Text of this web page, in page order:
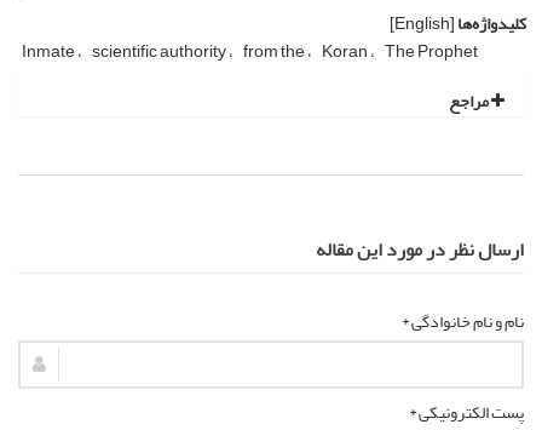
کلیدواژه‌ها[English]
Inmate scientific authority from the Koran The Prophet
مراجع
ارسال نظر در مورد این مقاله
نام و نام خانوادگی *
پست الکترونیکی *